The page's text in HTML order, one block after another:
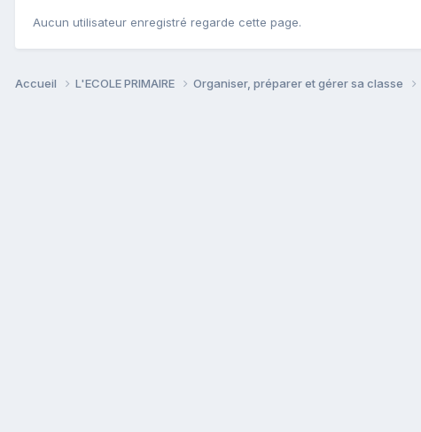
Aucun utilisateur enregistré regarde cette page.
Accueil L'ECOLE PRIMAIRE Organiser, préparer et gérer sa classe